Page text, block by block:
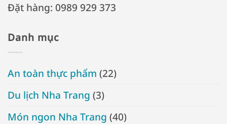
Đặt hàng: 0989 929 373
Danh mục
An toàn thực phẩm (22)
Du lịch Nha Trang (3)
Món ngon Nha Trang (40)